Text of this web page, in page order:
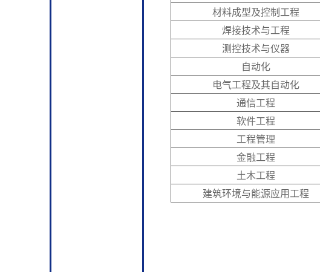
材料成型及控制工程
焊接技术与工程
测控技术与仪器
自动化
电气工程及其自动化
通信工程
软件工程
工程管理
金融工程
土木工程
建筑环境与能源应用工程